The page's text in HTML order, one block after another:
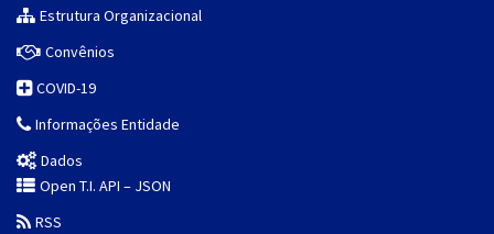
Estrutura Organizacional
Convênios
COVID-19
Informações Entidade
Dados
Open T.I. API – JSON
RSS